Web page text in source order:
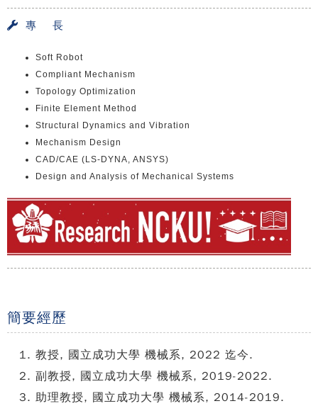
專 長
Soft Robot
Compliant Mechanism
Topology Optimization
Finite Element Method
Structural Dynamics and Vibration
Mechanism Design
CAD/CAE (LS-DYNA, ANSYS)
Design and Analysis of Mechanical Systems
簡要經歷
教授, 國立成功大學 機械系, 2022 迄今.
副教授, 國立成功大學 機械系, 2019-2022.
助理教授, 國立成功大學 機械系, 2014-2019.